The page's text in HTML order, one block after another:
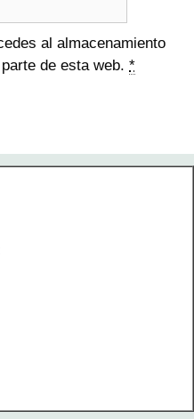
al almacenamiento
de esta web. *